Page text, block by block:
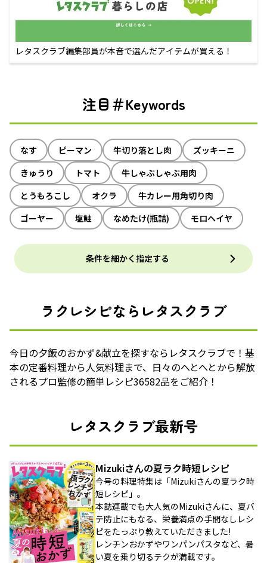
レタスクラブ編集部員が本音で選んだアイテムが買える！
注目＃Keywords
なす ピーマン 牛切り落とし肉
ズッキーニ
きゅうり
トマト
牛しゃぶしゃぶ用肉
とうもろこし
オクラ
牛カレー用角切り肉
ゴーヤー
塩鮭 なめたけ(瓶詰) モロヘイヤ
条件を細かく指定する
ラクレシピならレタスクラブ
今日の夕飯のおかず&献立を探すならレタスクラブで！基
本の定番料理から人気料理まで、日々のへとへとから解放
されるプロ監修の簡単レシピ36582品をご紹介！
レタスクラブ最新号
Mizukiさんの夏ラク時短レシピ
今号の料理特集は「Mizukiさんの夏ラク時
短レシピ」。
本誌連載でも大人気のMizukiさんに、夏バ
テ防止にもなる、栄養満点の手間なしレシ
ピをたっぷり教えていただきました!
レンチンおかずやワンパンパスタなど、暑
い夏を乗り切るテクが満載です。